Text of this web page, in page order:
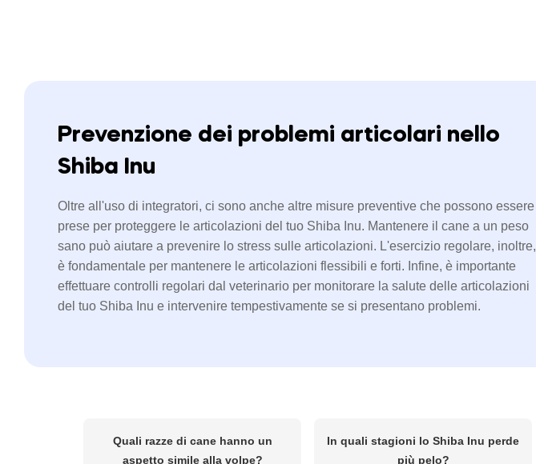
Prevenzione dei problemi articolari nello
Shiba Inu
Oltre all'uso di integratori, ci sono anche altre misure preventive che possono essere
prese per proteggere le articolazioni del tuo Shiba Inu. Mantenere il cane a un peso
sano può aiutare a prevenire lo stress sulle articolazioni. L'esercizio regolare, inoltre,
è fondamentale per mantenere le articolazioni flessibili e forti. Infine, è importante
effettuare controlli regolari dal veterinario per monitorare la salute delle articolazioni
del tuo Shiba Inu e intervenire tempestivamente se si presentano problemi.
Quali razze di cane hanno un
aspetto simile alla volpe?
In quali stagioni lo Shiba Inu perde
più pelo?